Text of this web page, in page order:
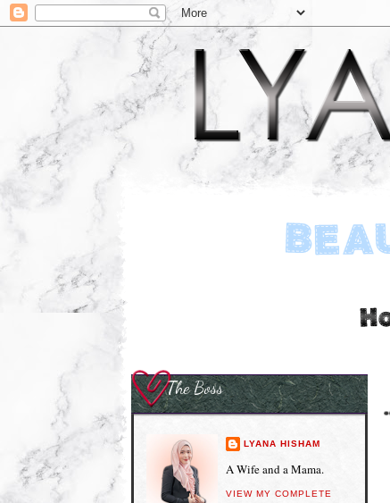
The Boss
LYANA HISHAM
A Wife and a Mama.
VIEW MY COMPLETE